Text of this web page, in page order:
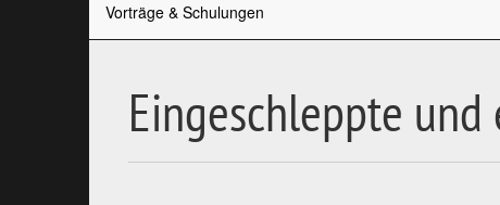
Vorträge & Schulungen
Eingeschleppte